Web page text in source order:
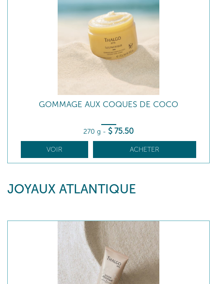
GOMMAGE AUX COQUES DE COCO
270 g - $ 75.50
VOIR ACHETER
JOYAUX ATLANTIQUE